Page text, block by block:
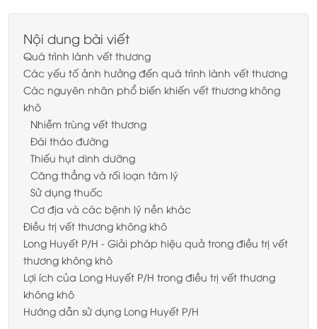
Nội dung bài viết
Quá trình lành vết thương
Các yếu tố ảnh hưởng đến quá trình lành vết thương
Các nguyên nhân phổ biến khiến vết thương không
khô
Nhiễm trùng vết thương
Đái tháo đường
Thiếu hụt dinh dưỡng
Căng thẳng và rối loạn tâm lý
Sử dụng thuốc
Cơ địa và các bệnh lý nền khác
Điều trị vết thương không khô
Long Huyết P/H - Giải pháp hiệu quả trong điều trị vết
thương không khô
Lợi ích của Long Huyết P/H trong điều trị vết thương
không khô
Hướng dẫn sử dụng Long Huyết P/H